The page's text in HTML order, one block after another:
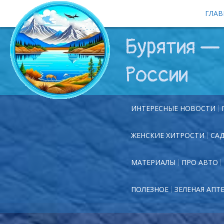
Бурятия —
России
ИНТЕРЕСНЫЕ НОВОСТИ
ЖЕНСКИЕ ХИТРОСТИ
МАТЕРИАЛЫ ПРО АВТО
ПОЛЕЗНОЕ ЗЕЛЕНАЯ